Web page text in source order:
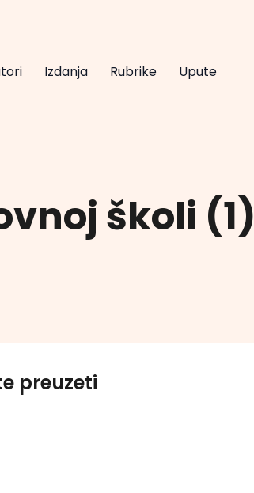
Izdanja Rubrike Upute
školi (1)
preuzeti